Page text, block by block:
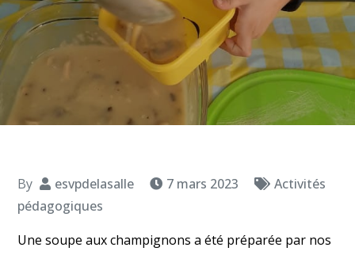
By esvpdelasalle 7 mars 2023
Activités
pédagogiques
Une soupe aux champignons a été préparée par nos